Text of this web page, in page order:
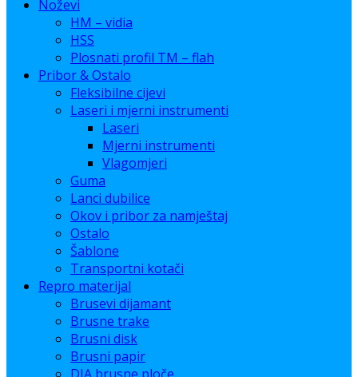
Noževi
HM – vidia
HSS
Plosnati profil TM – flah
Pribor & Ostalo
Fleksibilne cijevi
Laseri i mjerni instrumenti
Laseri
Mjerni instrumenti
Vlagomjeri
Guma
Lanci dubilice
Okov i pribor za namještaj
Ostalo
Šablone
Transportni kotači
Repro materijal
Brusevi dijamant
Brusne trake
Brusni disk
Brusni papir